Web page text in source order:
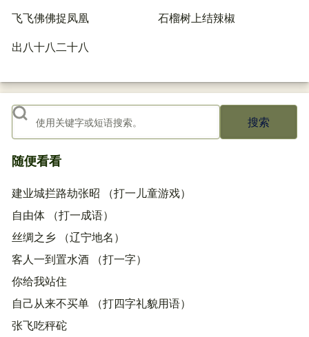
飞飞佛佛捉凤凰
石榴树上结辣椒
出八十八二十八
搜索
随便看看
建业城拦路劫张昭 （打一儿童游戏）
自由体 （打一成语）
丝绸之乡 （辽宁地名）
客人一到置水酒 （打一字）
你给我站住
自己从来不买单 （打四字礼貌用语）
张飞吃秤砣